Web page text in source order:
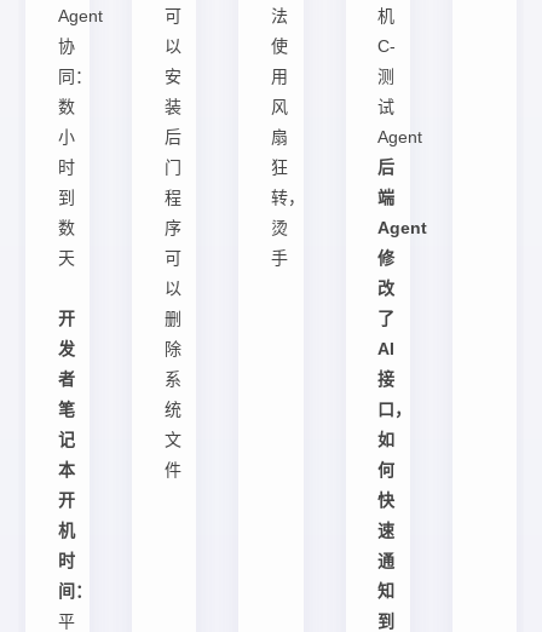
Agent
协
同：
数
小
时
到
数
天
开
发
者
笔
记
本
开
机
时
间：
平
可
以
安
装
后
门
程
序
可
以
删
除
系
统
文
件
法
使
用
风
扇
狂
转，
烫
手
机
C-
测
试
Agent
后
端
Agent
修
改
了
AI
接
口，
如
何
快
速
通
知
到